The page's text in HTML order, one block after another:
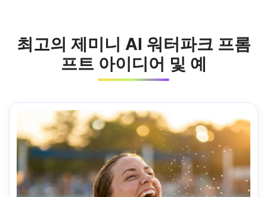
최고의 제미니 AI 워터파크 프롬
프트 아이디어 및 예